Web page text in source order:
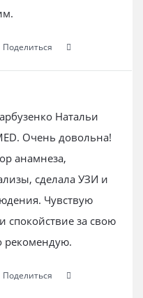
Поделиться
Натальи
Очень довольна!
анамнеза,
сделала УЗИ и
Чувствую
спокойствие за свою
рекомендую.
Поделиться